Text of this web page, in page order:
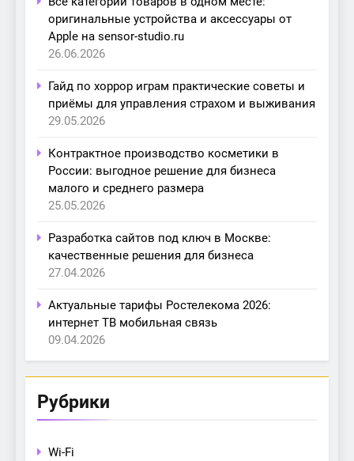
оригинальные устройства и аксессуары от
Apple на sensor-studio.ru
26.06.2026
Гайд по хоррор играм практические советы и
приёмы для управления страхом и выживания
29.05.2026
Контрактное производство косметики в
России: выгодное решение для бизнеса
малого и среднего размера
25.05.2026
Разработка сайтов под ключ в Москве:
качественные решения для бизнеса
27.04.2026
Актуальные тарифы Ростелекома 2026:
интернет ТВ мобильная связь
09.04.2026
Рубрики
Wi-Fi